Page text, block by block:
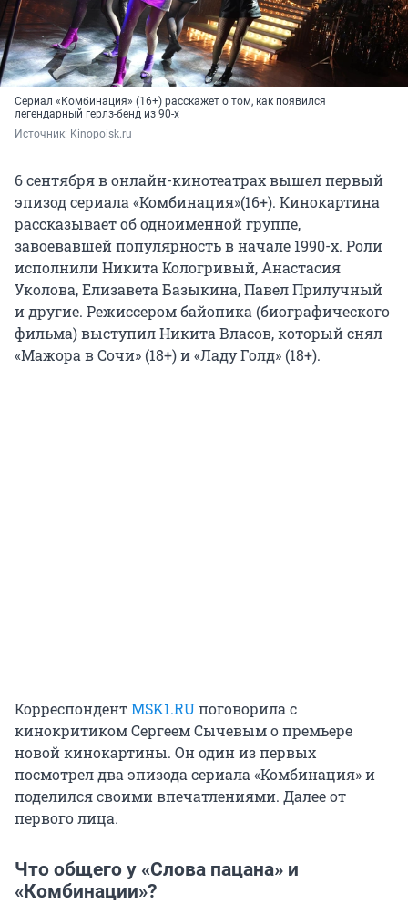
Сериал «Комбинация» (16+) расскажет о том, как появился
легендарный герлз-бенд из 90-х
Источник: Kinopoisk.ru
6 сентября в онлайн-кинотеатрах вышел первый
эпизод сериала «Комбинация»(16+). Кинокартина
рассказывает об одноименной группе,
завоевавшей популярность в начале 1990-х. Роли
исполнили Никита Кологривый, Анастасия
Уколова, Елизавета Базыкина, Павел Прилучный
и другие. Режиссером байопика (биографического
фильма) выступил Никита Власов, который снял
«Мажора в Сочи» (18+) и «Ладу Голд» (18+).
КорреспондентMSK1.RUпоговорила с
кинокритиком Сергеем Сычевым о премьере
новой кинокартины. Он один из первых
посмотрел два эпизода сериала «Комбинация» и
поделился своими впечатлениями. Далее от
первого лица.
Что общего у «Слова пацана» и
«Комбинации»?